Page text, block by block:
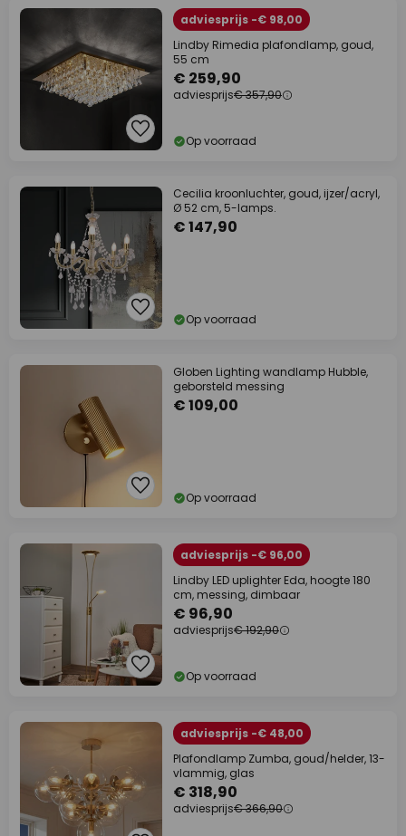
adviesprijs -€ 98,00
Lindby Rimedia plafondlamp, goud,
55 cm
€ 259,90
adviesprijs€ 357,90
Op voorraad
Cecilia kroonluchter, goud, ijzer/acryl,
Ø 52 cm, 5-lamps.
€ 147,90
Op voorraad
Globen Lighting wandlamp Hubble,
geborsteld messing
€ 109,00
Op voorraad
adviesprijs -€ 96,00
Lindby LED uplighter Eda, hoogte 180
cm, messing, dimbaar
€ 96,90
adviesprijs€ 192,90
Op voorraad
adviesprijs -€ 48,00
Plafondlamp Zumba, goud/helder, 13-
vlammig, glas
€ 318,90
adviesprijs€ 366,90